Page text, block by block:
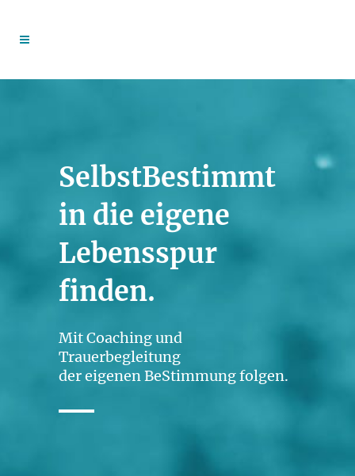
SelbstBestimmt
in die eigene
Lebensspur
finden.
Mit Coaching und
Trauerbegleitung
der eigenen BeStimmung folgen.